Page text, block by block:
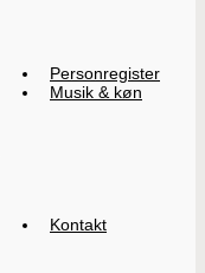
Personregister
Musik & køn
Kontakt